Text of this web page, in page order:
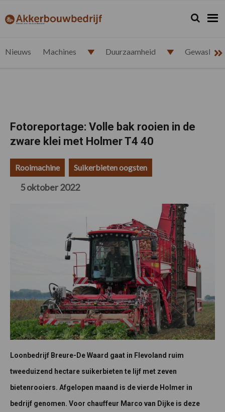
de
de
de
de
akkerbouwbedrijf.nl Zoeken...
Zoek
Nieuws Machines Duurzaamheid
Fotoreportage: Volle bak rooien in de
zware klei met Holmer T4 40
Rooimachine Suikerbieten oogsten
5 oktober 2022
Loonbedrijf Breure-De Waard gaat in Flevoland ruim
tweeduizend hectare suikerbieten te lijf met zeven
bietenrooiers. Afgelopen maand is de vierde Holmer in
bedrijf genomen. Voor chauffeur Marco van Dijke is deze